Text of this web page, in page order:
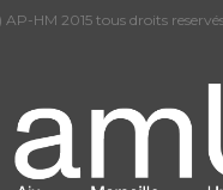
HM 2015 tous droits